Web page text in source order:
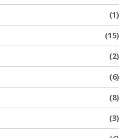
(1)
(15)
(2)
(6)
(8)
(3)